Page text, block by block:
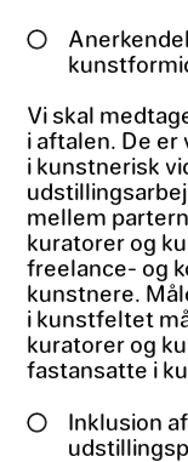
Vi skal
i aftalen. De
i kunstnerisk
mellem
kuratorer og
freelance- og
kunstnere.
i kunstfeltet
kuratorer og
fastansatte i
Inklusion